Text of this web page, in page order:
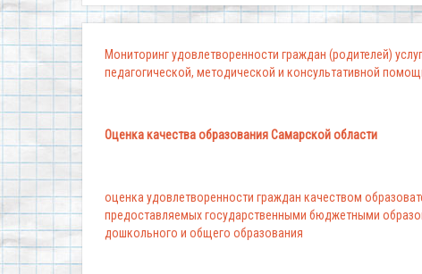
Мониторинг удовлетворенности граждан (родителей)
педагогической, методической и консультативной
Оценка качества образования Самарской области
оценка удовлетворенности граждан качеством
предоставляемых государственными бюджетными
дошкольного и общего образования